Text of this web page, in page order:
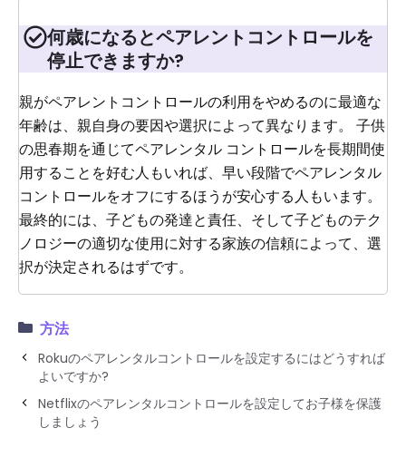
何歳になるとペアレントコントロールを
停止できますか?
親がペアレントコントロールの利用をやめるのに最適な
年齢は、親自身の要因や選択によって異なります。 子供
の思春期を通じてペアレンタル コントロールを長期間使
用することを好む人もいれば、早い段階でペアレンタル
コントロールをオフにするほうが安心する人もいます。
最終的には、子どもの発達と責任、そして子どものテク
ノロジーの適切な使用に対する家族の信頼によって、選
択が決定されるはずです。
方法
Rokuのペアレンタルコントロールを設定するにはどうすれば
よいですか?
Netflixのペアレンタルコントロールを設定してお子様を保護
しましょう